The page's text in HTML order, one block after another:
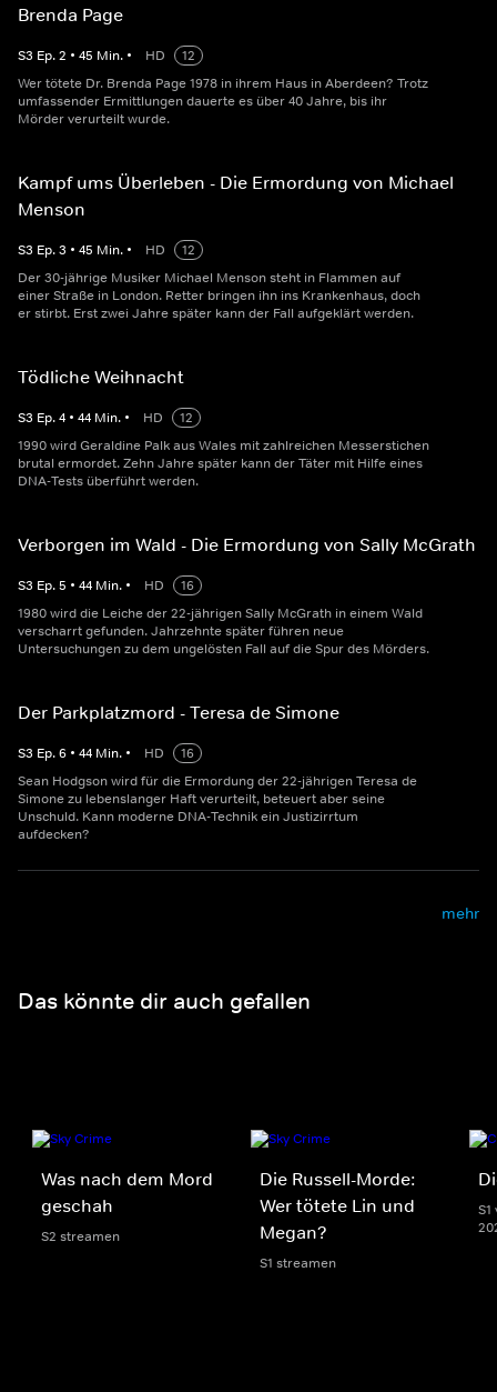
Brenda Page
S3 Ep.2 • 45 Min. • HD
12
Wer tötete Dr. Brenda Page 1978 in ihrem Haus in Aberdeen? Trotz
umfassender Ermittlungen dauerte es über 40 Jahre, bis ihr
Mörder verurteilt wurde.
Kampf ums Überleben - Die Ermordung von Michael
Menson
S3 Ep.3 • 45 Min. • HD
12
Der 30-jährige Musiker Michael Menson steht in Flammen auf
einer Straße in London. Retter bringen ihn ins Krankenhaus, doch
er stirbt. Erst zwei Jahre später kann der Fall aufgeklärt werden.
Tödliche Weihnacht
S3 Ep.4 • 44 Min. • HD
12
1990 wird Geraldine Palk aus Wales mit zahlreichen Messerstichen
brutal ermordet. Zehn Jahre später kann der Täter mit Hilfe eines
DNA-Tests überführt werden.
Verborgen im Wald - Die Ermordung von Sally McGrath
S3 Ep.5 • 44 Min. • HD
16
1980 wird die Leiche der 22-jährigen Sally McGrath in einem Wald
verscharrt gefunden. Jahrzehnte später führen neue
Untersuchungen zu dem ungelösten Fall auf die Spur des Mörders.
Der Parkplatzmord - Teresa de Simone
S3 Ep.6 • 44 Min. • HD
16
Sean Hodgson wird für die Ermordung der 22-jährigen Teresa de
Simone zu lebenslanger Haft verurteilt, beteuert aber seine
Unschuld. Kann moderne DNA-Technik ein Justizirrtum
aufdecken?
mehr
Das könnte dir auch gefallen
Was nach dem Mord
geschah
S2 streamen
Die Russell-Morde:
Wer tötete Lin und
Megan?
S1 streamen